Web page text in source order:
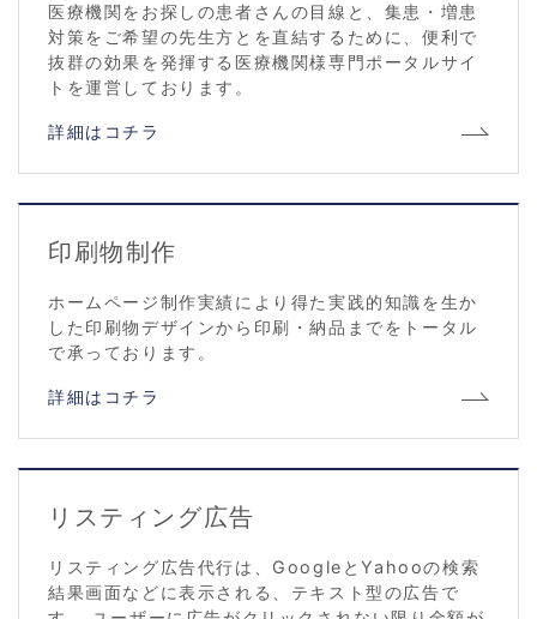
医療機関をお探しの患者さんの目線と、集患・増患
対策をご希望の先生方とを直結するために、便利で
抜群の効果を発揮する医療機関様専門ポータルサイ
トを運営しております。
詳細はコチラ
印刷物制作
ホームページ制作実績により得た実践的知識を生か
した印刷物デザインから印刷・納品までをトータル
で承っております。
詳細はコチラ
リスティング広告
リスティング広告代行は、GoogleとYahooの検索
結果画面などに表示される、テキスト型の広告で